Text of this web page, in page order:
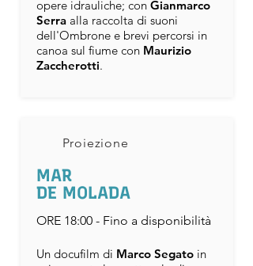
opere idrauliche; con Gianmarco
Serraalla raccolta di suoni
dell'Ombrone e brevi percorsi in
canoa sul fiume con Maurizio
Zaccherotti.
Proiezione
MAR
DE MOLADA
ORE 18:00 - Fino a disponibilità
Un docufilm di Marco Segatoin